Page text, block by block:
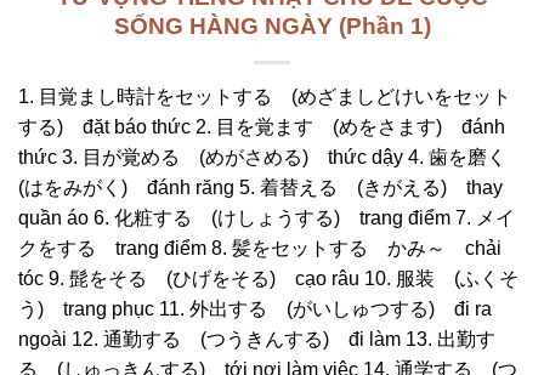
SỐNG HÀNG NGÀY (Phần 1)
1. 目覚まし時計をセットする (めざましどけいをセット
する) đặt báo thức 2. 目を覚ます (めをさます) đánh
thức 3. 目が覚める (めがさめる) thức dậy 4. 歯を磨く
(はをみがく) đánh răng 5. 着替える (きがえる) thay
quần áo 6. 化粧する (けしょうする) trang điểm 7. メイ
クをする trang điểm 8. 髪をセットする かみ～ chải
tóc 9. 髭をそる (ひげをそる) cạo râu 10. 服装 (ふくそ
う) trang phục 11. 外出する (がいしゅつする) đi ra
ngoài 12. 通勤する (つうきんする) đi làm 13. 出勤す
る (しゅっきんする) tới nơi làm việc 14. 通学する (つ